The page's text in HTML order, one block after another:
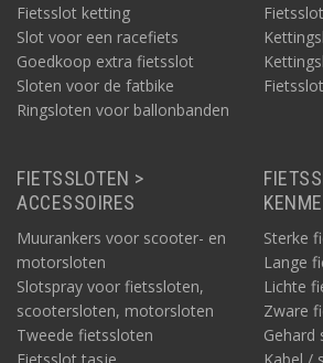
Fietsslot ketting
Slot voor een racefiets
Goedkoop extra fietsslot
Sloten voor de fatbike
Ringsloten voor ballonbanden
FIETSSLOTEN >
ACCESSOIRES
Muurankers voor scooter- en
motorsloten
Slotspray voor fietssloten,
scootersloten, motorsloten
Tweede fietssloten
Sterke
Lange
Lichte
Zware
Gehard